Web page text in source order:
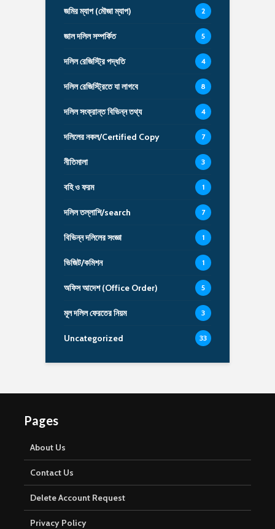
জমির ম্যাপ (মৌজা ম্যাপ) 2
জাল দলিল সম্পর্কিত 5
দলিল রেজিস্ট্রি পদ্ধতি 4
দলিল রেজিস্ট্রিতে যা লাগবে 8
দলিল সংক্রান্ত বিভিন্ন তথ্য 4
দলিলের নকল/Certified Copy 7
নীতিমালা 3
বহি ও ফরম 1
দলিল তল্লাশি/search 7
বিভিন্ন দলিলের সংজ্ঞা 1
ভিজিট/কমিশন 1
অফিস আদেশ (Office Order) 5
মূল দলিল ফেরতের নিয়ম 3
Uncategorized 33
Pages
About Us
Contact Us
Delete Account Request
Privacy Policy